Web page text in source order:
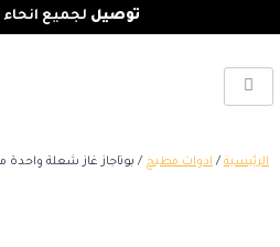
توصيل لجميع
الرئيسية / ادوات مطبخ / بوتاجاز غاز شعلة